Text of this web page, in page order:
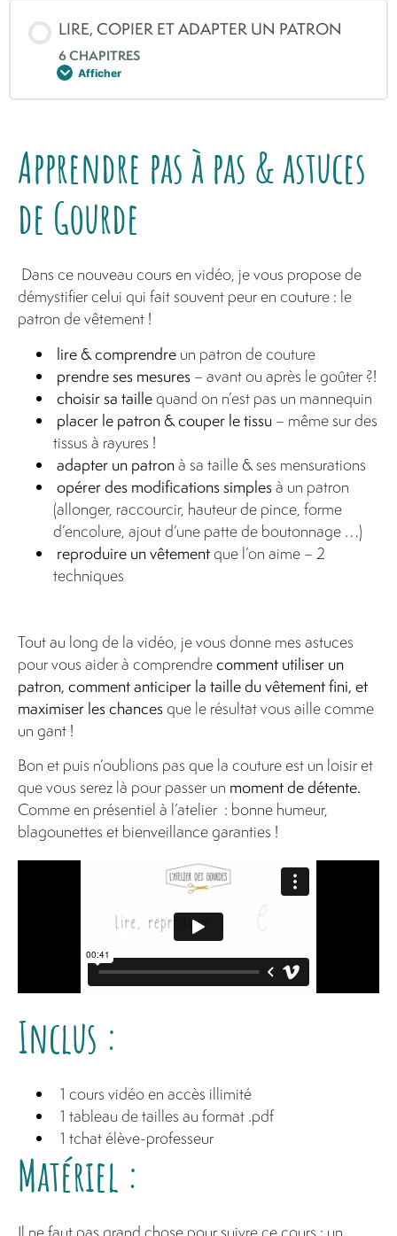
LIRE, COPIER ET ADAPTER UN PATRON
6 CHAPITRES
Afficher
Apprendre pas à pas & astuces
de Gourde
Dans ce nouveau cours en vidéo, je vous propose de
démystifier celui qui fait souvent peur en couture : le
patron de vêtement !
lire & comprendre un patron de couture
prendre ses mesures – avant ou après le goûter ?!
choisir sa taillequand on n’est pas un mannequin
placer le patron & couper le tissu – même sur des
tissus à rayures !
adapter un patronà sa taille & ses mensurations
opérer des modifications simplesà un patron
(allonger, raccourcir, hauteur de pince, forme
d’encolure, ajout d’une patte de boutonnage …)
reproduire un vêtementque l’on aime – 2
techniques
Tout au long de la vidéo, je vous donne mes astuces
pour vous aider à comprendrecomment utiliser un
patron, comment anticiper la taille du vêtement fini, et
maximiser les chancesque le résultat vous aille comme
un gant !
Bon et puis n’oublions pas que la couture est un loisir et
que vous serez là pour passer un moment de détente.
Comme en présentiel à l’atelier : bonne humeur,
blagounettes et bienveillance garanties !
Inclus :
1 cours vidéo en accès illimité
1 tableau de tailles au format .pdf
1 tchat élève-professeur
Matériel :